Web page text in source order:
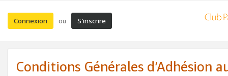
Connexion ou S’inscrire
Conditions Générales d’Adhésion